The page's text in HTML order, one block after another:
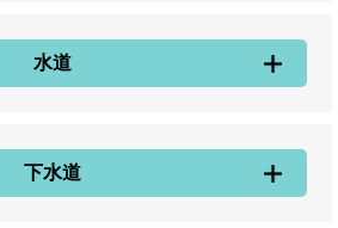
水道
下水道